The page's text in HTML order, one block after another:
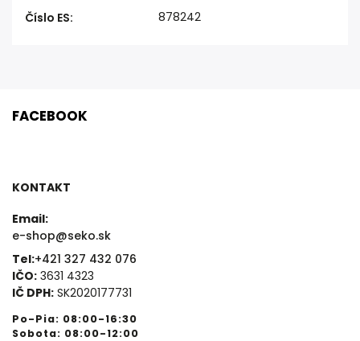
Číslo ES: 878242
FACEBOOK
KONTAKT
Email:
e-shop@seko.sk
Tel:+421 327 432 076
IČO: 3631 4323
IČ DPH: SK2020177731
Po-Pia: 08:00-16:30
Sobota: 08:00-12:00